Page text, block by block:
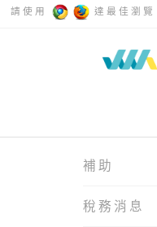
請使用 達最佳瀏覽
補助
稅務消息